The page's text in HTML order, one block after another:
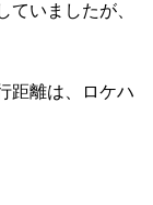
いましたが、
距離は、ロケハ